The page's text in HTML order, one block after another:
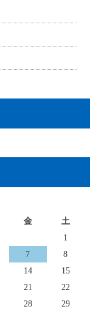
金
土
1
7
8
14
15
21
22
28
29